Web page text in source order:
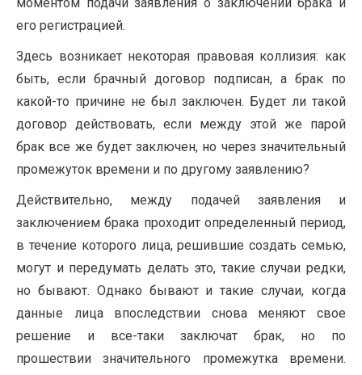
его регистрацией.
Здесь возникает некоторая правовая коллизия: как
быть, если брачный договор подписан, а брак по
какой-то причине не был заключен. Будет ли та­кой
договор действовать, если между этой же парой
брак все же будет заклю­чен, но через значительный
промежуток времени и по другому заявлению?
Действительно, между подачей заявления и
заключением брака прохо­дит определенный период,
в течение которого лица, решившие создать се­мью,
могут и передумать делать это, такие случаи редки,
но бывают. Однако бывают и такие случаи, когда
данные лица впоследствии снова меняют свое
решение и все-таки заключат брак, но по
прошествии значительного проме­жутка времени.